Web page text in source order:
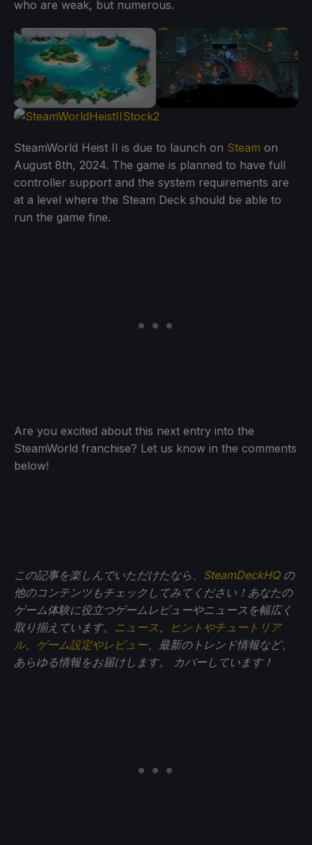
who are weak, but numerous.
SteamWorld Heist II is due to launch on Steam on
August 8th, 2024. The game is planned to have full
controller support and the system requirements are
at a level where the Steam Deck should be able to
run the game fine.
Are you excited about this next entry into the
SteamWorld franchise? Let us know in the comments
below!
この記事を楽しんでいただけたなら、 SteamDeckHQの
他のコンテンツもチェックしてみてください！あなたの
ゲーム体験に役立つゲームレビューやニュースを幅広く
取り揃えています。 ニュース 、
ヒントやチュートリア
ル、 ゲーム設定やレビュー、最新のトレンド情報など、
あらゆる情報をお届けします。
カバーしています！